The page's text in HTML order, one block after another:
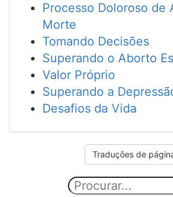
Processo Doloroso de
Morte
Tomando Decisões
Superando o Aborto
Valor Próprio
Superando a
Desafios da Vida
Traduções de